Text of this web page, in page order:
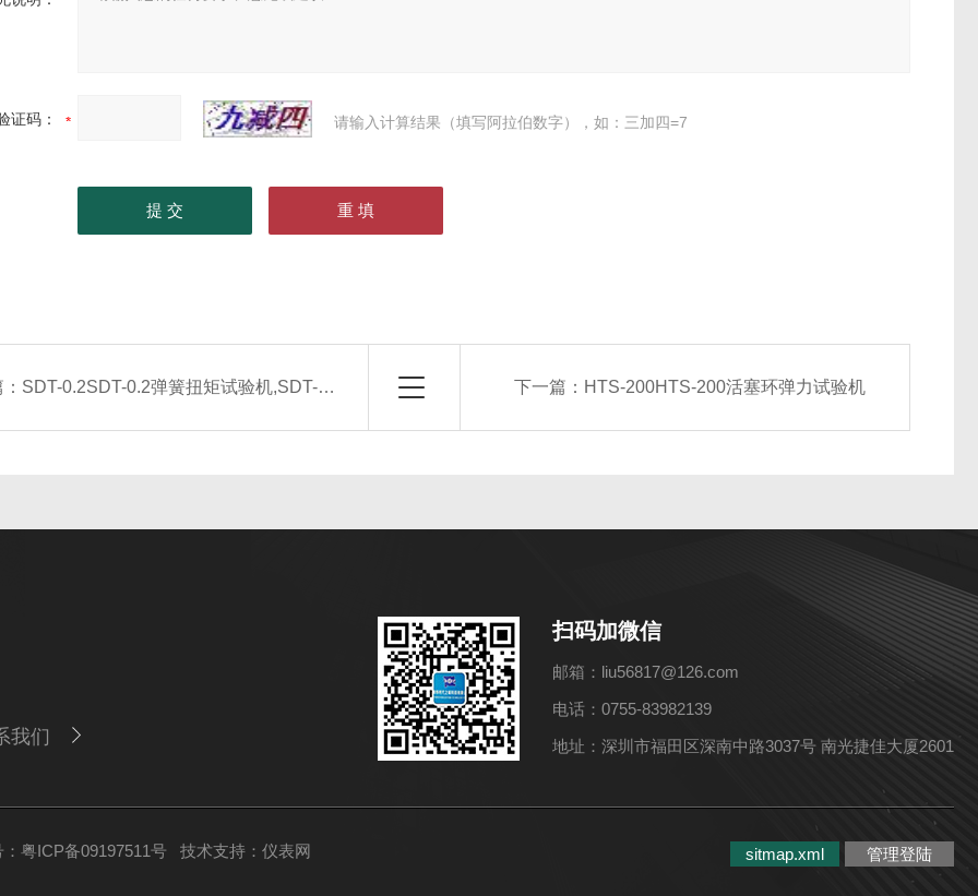
证码： 请输入计算结果（填写阿拉伯数字），如：三加四=7
SDT-0.2SDT-0.2弹簧扭矩试验机,SDT-0.2扭矩试验机 下一篇： HTS-200HTS-200活塞环弹力试验机
我们
扫码加微信
邮箱：liu56817@126.com
电话：0755-83982139
地址：深圳市福田区深南中路3037号 南光捷佳大厦2601
粤ICP备09197511号 技术支持： 仪表网 sitmap.xml 管理登陆